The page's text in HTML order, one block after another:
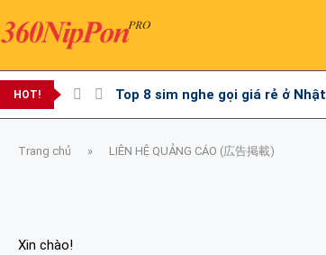
HOT! Top 8 sim nghe gọi giá rẻ ở Nhật
Trang chủ » LIÊN HỆ QUẢNG CÁO (広告掲載)
Xin chào!